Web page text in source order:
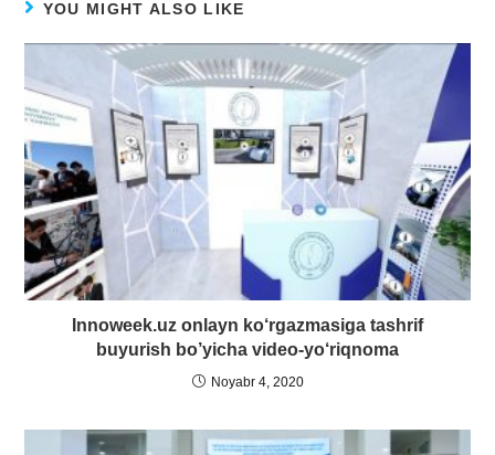
YOU MIGHT ALSO LIKE
Innoweek.uz onlayn ko‘rgazmasiga tashrif
buyurish bo’yicha video-yo‘riqnoma
Noyabr 4, 2020